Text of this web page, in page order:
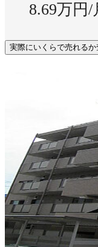
8.69万円/
実際にいくらで売れる